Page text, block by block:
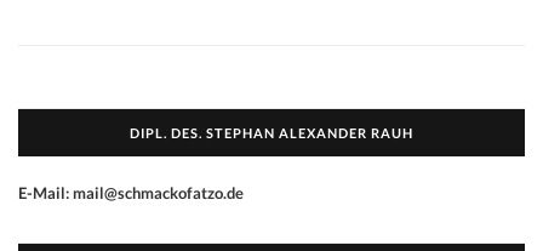
DIPL. DES. STEPHAN ALEXANDER RAUH
E-Mail: mail@schmackofatzo.de